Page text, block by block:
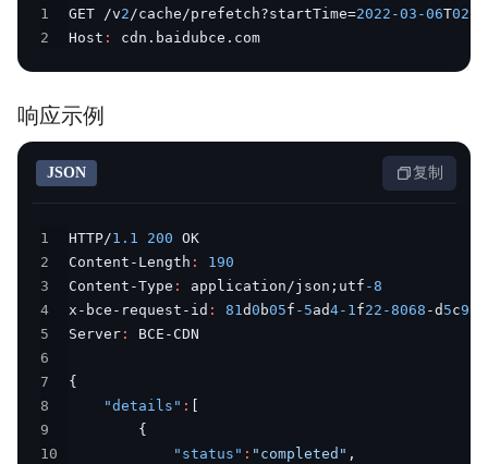
1 GET /v2 /cache/prefetch?startTime=2022 -03 -06T02
2
Host : cdn.baidubce.com
响应示例
JSON 复制
1 HTTP/1.1 200
2
Content-Length :
190
3
Content-Type : application/json;utf -8
4
x-bce-request-id : 81 d0 b05f -5ad4-1 f22 -8068 -d 5c9
5
Server :
6
7
{
8
"details" : [
9
{
10
"status" : "completed" ,